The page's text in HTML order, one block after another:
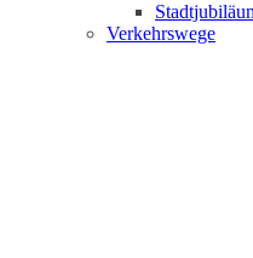
Verkehrswege